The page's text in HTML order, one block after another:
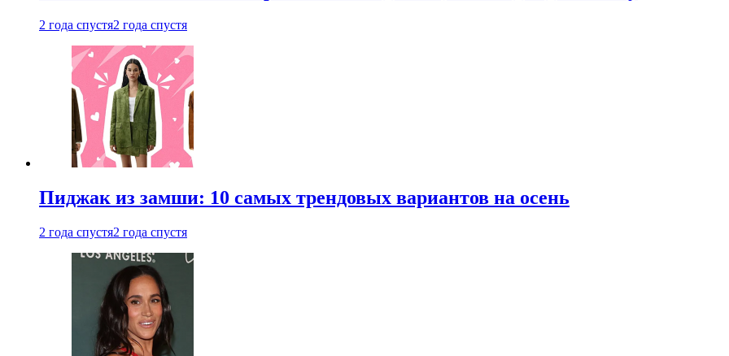
2 года спустя2 года спустя
Пиджак из замши: 10 самых трендовых вариантов на осень
2 года спустя2 года спустя